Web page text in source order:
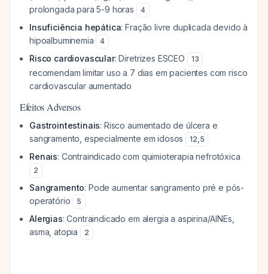
prolongada para 5-9 horas
4
Insuficiência hepática: Fração livre duplicada devido à
hipoalbuminemia
4
Risco cardiovascular: Diretrizes ESCEO 13
recomendam limitar uso a 7 dias em pacientes com risco
cardiovascular aumentado
Efeitos Adversos
Gastrointestinais: Risco aumentado de úlcera e
sangramento, especialmente em idosos
12,5
Renais: Contraindicado com quimioterapia nefrotóxica
2
Sangramento: Pode aumentar sangramento pré e pós-
operatório
5
Alergias: Contraindicado em alergia a aspirina/AINEs,
asma, atopia
2